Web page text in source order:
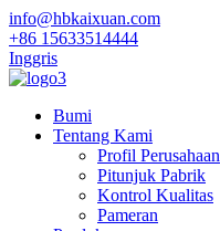
info@hbkaixuan.com
+86 15633514444
Inggris
Bumi
Tentang Kami
Profil Perusahaan
Pitunjuk Pabrik
Kontrol Kualitas
Pameran